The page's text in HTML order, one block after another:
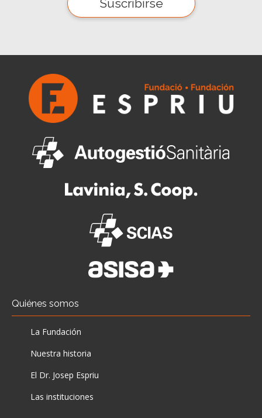
Quiénes somos
La Fundación
Nuestra historia
El Dr. Josep Espriu
Las instituciones